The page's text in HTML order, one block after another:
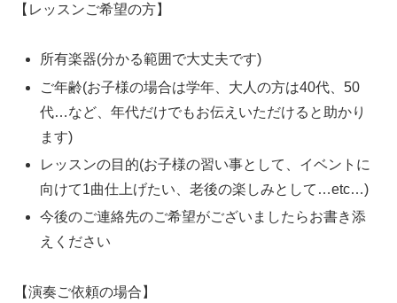
【レッスンご希望の方】
所有楽器(分かる範囲で大丈夫です)
ご年齢(お子様の場合は学年、大人の方は40代、50
代…など、年代だけでもお伝えいただけると助かり
ます)
レッスンの目的(お子様の習い事として、イベントに
向けて1曲仕上げたい、老後の楽しみとして…etc…)
今後のご連絡先のご希望がございましたらお書き添
えください
【演奏ご依頼の場合】